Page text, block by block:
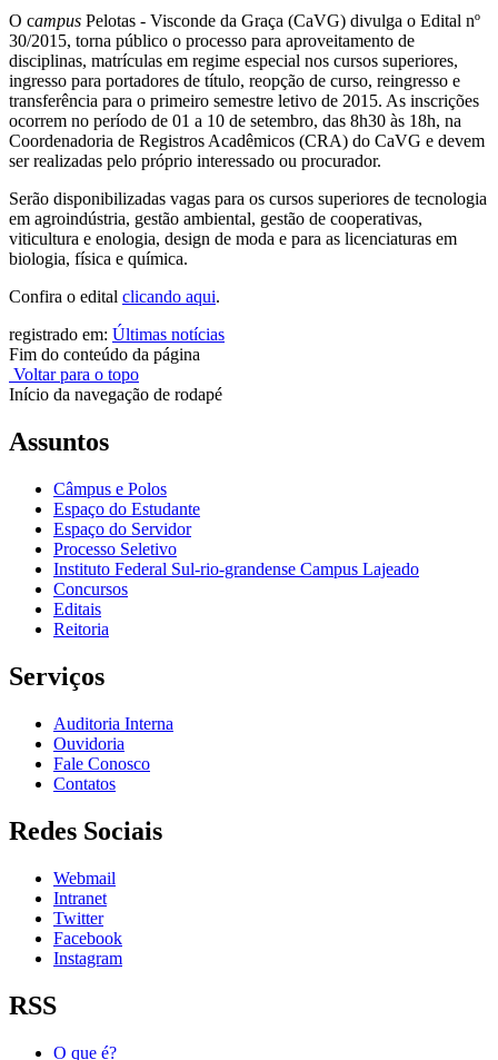
O campus Pelotas - Visconde da Graça (CaVG) divulga o Edital nº
30/2015, torna público o processo para aproveitamento de
disciplinas, matrículas em regime especial nos cursos superiores,
ingresso para portadores de título, reopção de curso, reingresso e
transferência para o primeiro semestre letivo de 2015. As inscrições
ocorrem no período de 01 a 10 de setembro, das 8h30 às 18h, na
Coordenadoria de Registros Acadêmicos (CRA) do CaVG e devem
ser realizadas pelo próprio interessado ou procurador.
Serão disponibilizadas vagas para os cursos superiores de tecnologia
em agroindústria, gestão ambiental, gestão de cooperativas,
viticultura e enologia, design de moda e para as licenciaturas em
biologia, física e química.
Confira o edital clicando aqui.
registrado em: Últimas notícias
Fim do conteúdo da página
Voltar para o topo
Início da navegação de rodapé
Assuntos
Câmpus e Polos
Espaço do Estudante
Espaço do Servidor
Processo Seletivo
Instituto Federal Sul-rio-grandense Campus Lajeado
Concursos
Editais
Reitoria
Serviços
Auditoria Interna
Ouvidoria
Fale Conosco
Contatos
Redes Sociais
Webmail
Intranet
Twitter
Facebook
Instagram
RSS
O que é?